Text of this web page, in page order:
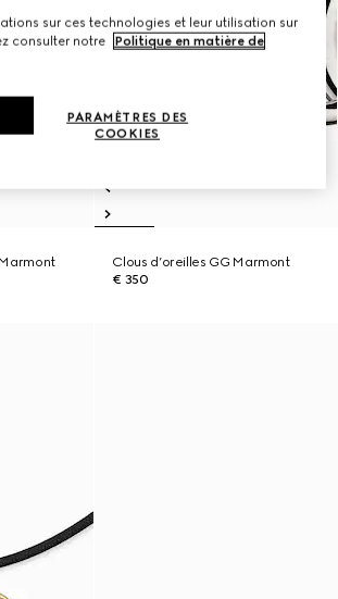
Clous d’oreilles GG Marmont
€ 350
sur ces technologies et leur utilisation sur
consulter notre
Politique en matière de
PARAMÈTRES DES
COOKIES